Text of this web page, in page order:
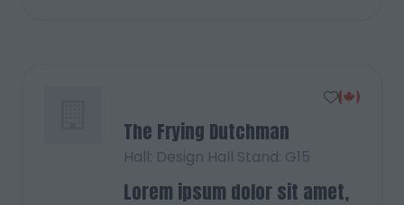
The Frying Dutchman
Hall: Design Hall Stand: G15
Lorem ipsum dolor sit amet,